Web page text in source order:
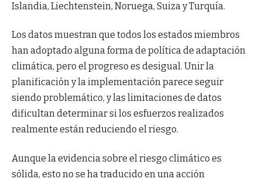
Islandia, Liechtenstein, Noruega, Suiza y Turquía.
Los datos muestran que todos los estados miembros
han adoptado alguna forma de política de adaptación
climática, pero el progreso es desigual. Unir la
planificación y la implementación parece seguir
siendo problemático, y las limitaciones de datos
dificultan determinar si los esfuerzos realizados
realmente están reduciendo el riesgo.
Aunque la evidencia sobre el riesgo climático es
sólida, esto no se ha traducido en una acción